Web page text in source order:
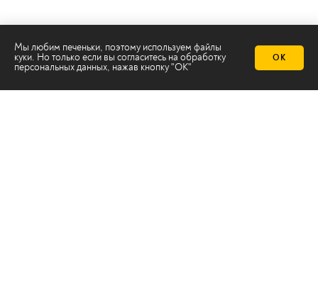
Мы любим печеньки, поэтому используем файлы
куки. Но только если вы согласитесь на обработку
персональных данных, нажав кнопку "ОК"
ОК